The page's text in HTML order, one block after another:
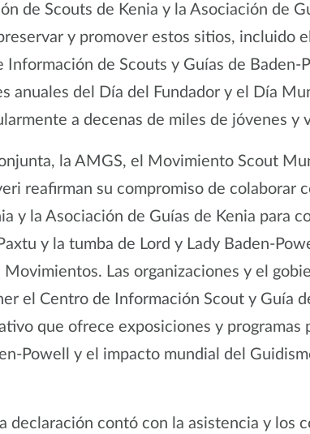
de Scouts de Kenia y la Asociación de
y promover estos sitios, incluido el
de Scouts y Guías de Baden-
anuales del Día del Fundador y el Día
a decenas de miles de jóvenes y
la AMGS, el Movimiento Scout
reafirman su compromiso de colaborar
y la Asociación de Guías de Kenia para
y la tumba de Lord y Lady Baden-
Las organizaciones y el
el Centro de Información Scout y Guía
que ofrece exposiciones y programas
Powell y el impacto mundial del
declaración contó con la asistencia y los